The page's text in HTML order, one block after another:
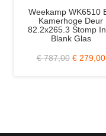
Weekamp WK6510 B2
Kamerhoge Deur
82.2x265.3 Stomp Incl.
Blank Glas
€ 787,00 € 279,00